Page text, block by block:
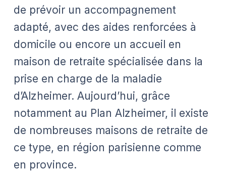
de prévoir un accompagnement
adapté, avec des aides renforcées à
domicile ou encore un accueil en
maison de retraite spécialisée dans la
prise en charge de la maladie
d’Alzheimer. Aujourd’hui, grâce
notamment au Plan Alzheimer, il existe
de nombreuses maisons de retraite de
ce type, en région parisienne comme
en province.